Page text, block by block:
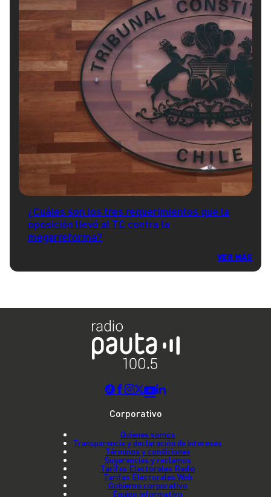
¿Cuáles son los tres requerimientos que la
oposición llevó al TC contra la
megarreforma?
VER MÁS
Corporativo
Quienes somos
Transparencia y declaración de intereses
Términos y condiciones
Sugerencias y reclamos
Tarifas Electorales Radio
Tarifas Electorales Web
Gobierno corporativo
Equipo informativo